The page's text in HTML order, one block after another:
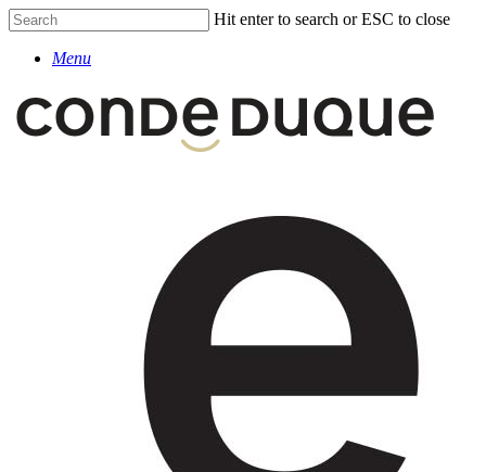
Skip
to
main
Hit enter to search or ESC to close
SearchMenu